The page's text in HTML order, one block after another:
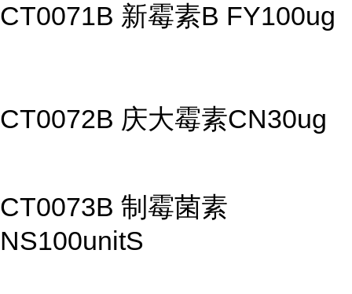
CT0071B 新霉素B FY100ug
CT0072B 庆大霉素CN30ug
CT0073B 制霉菌素
NS100unitS